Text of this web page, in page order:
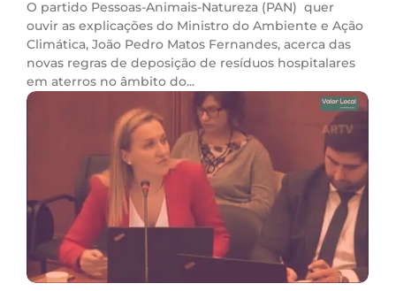
O partido Pessoas-Animais-Natureza (PAN) quer
ouvir as explicações do Ministro do Ambiente e Ação
Climática, João Pedro Matos Fernandes, acerca das
novas regras de deposição de resíduos hospitalares
em aterros no âmbito do...